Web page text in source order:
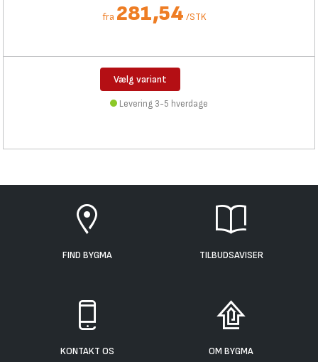
fra 281,54 /STK
Vælg variant
Levering 3-5 hverdage
FIND BYGMA TILBUDSAVISER
KONTAKT OS OM BYGMA